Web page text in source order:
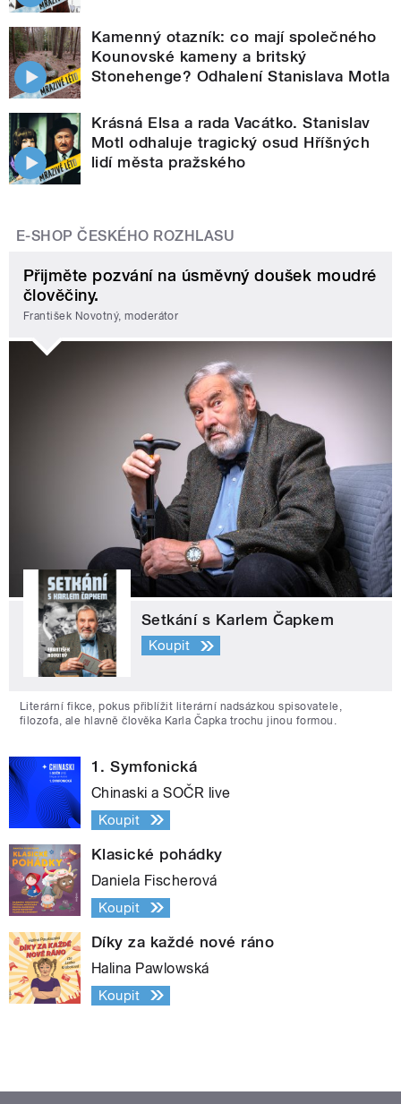
Kamenný otazník: co mají společného
Kounovské kameny a britský
Stonehenge? Odhalení Stanislava Motla
Krásná Elsa a rada Vacátko. Stanislav
Motl odhaluje tragický osud Hříšných
lidí města pražského
E-SHOP ČESKÉHO ROZHLASU
Přijměte pozvání na úsměvný doušek moudré
člověčiny.
František Novotný, moderátor
Setkání s Karlem Čapkem
Koupit
Literární fikce, pokus přiblížit literární nadsázkou spisovatele,
filozofa, ale hlavně člověka Karla Čapka trochu jinou formou.
1. Symfonická
Chinaski a SOČR live
Koupit
Klasické pohádky
Daniela Fischerová
Koupit
Díky za každé nové ráno
Halina Pawlowská
Koupit